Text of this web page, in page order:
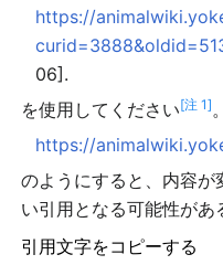
https://
06].
を使用してください[注 1]。
https://
のようにすると、内容
い引用となる可能性があ
引用文字をコピーする